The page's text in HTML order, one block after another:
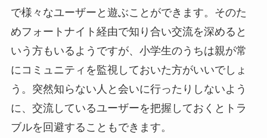
で様々なユーザーと遊ぶことができます。そのた
めフォートナイト経由で知り合い交流を深めると
いう方もいるようですが、小学生のうちは親が常
にコミュニティを監視しておいた方がいいでしょ
う。突然知らない人と会いに行ったりしないよう
に、交流しているユーザーを把握しておくとトラ
ブルを回避することもできます。